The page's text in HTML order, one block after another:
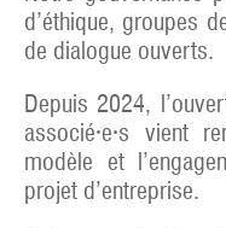
d’éthique, groupes
de dialogue ouverts.
Depuis 2024,
associé·e·s vient
modèle et
projet d’entreprise.